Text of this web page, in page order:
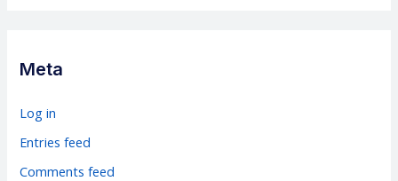
g
r
i
Meta
Log in
Entries feed
Comments feed